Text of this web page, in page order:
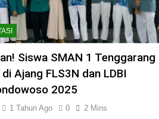
Siswa SMAN 1 Tenggarang
Ajang FLS3N dan LDBI
2025
1 Tahun Ago 0 2 Mins